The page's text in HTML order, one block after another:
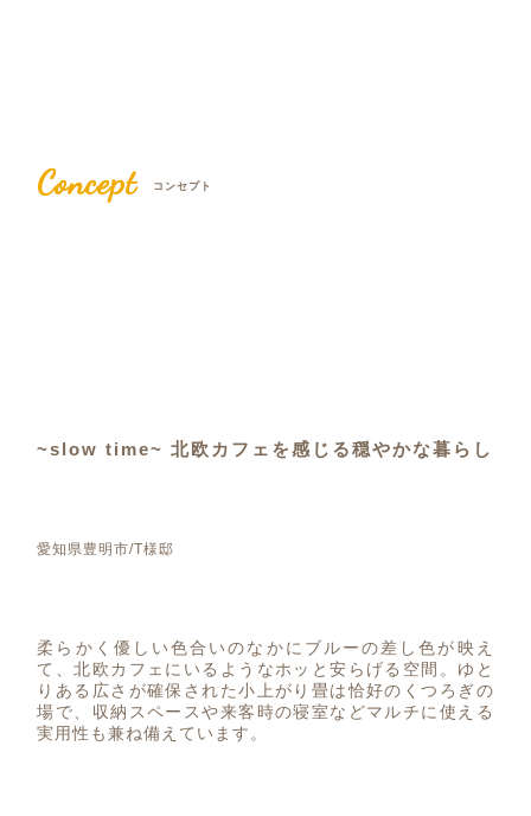
Concept コンセプト
~slow time~ 北欧カフェを感じる穏やかな暮らし
愛知県豊明市/T様邸
柔らかく優しい色合いのなかにブルーの差し色が映え
て、北欧カフェにいるようなホッと安らげる空間。ゆと
りある広さが確保された小上がり畳は恰好のくつろぎの
場で、収納スペースや来客時の寝室などマルチに使える
実用性も兼ね備えています。